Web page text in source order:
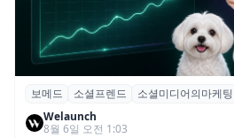
보메드 ‘소셜프렌드’, 유튜
SNS 마케팅 통합 지원
보메드 소셜프렌드
소셜미디어의마케팅
Welaunch
8월 6일 오전 1:03